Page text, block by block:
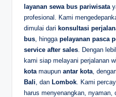
layanan sewa bus pariwisata
profesional. Kami
dimulai dari konsultasi
bus , hingga pelayanan pasca
service after sales . Dengan
kami siap melayani perjalanan
kota maupun antar kota ,
Bali , dan Lombok . Kami
harus menyenangkan, nyaman,